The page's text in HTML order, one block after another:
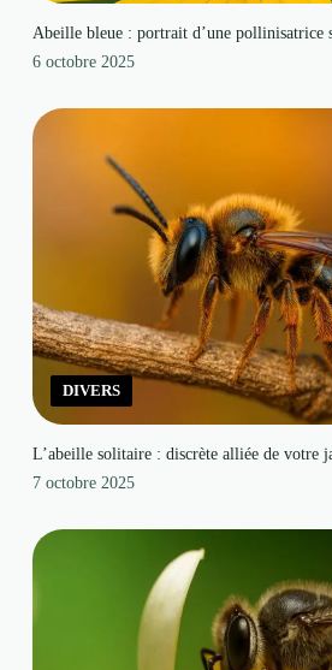
Abeille bleue : portrait d’une pollinisatrice
6 octobre 2025
DIVERS
L’abeille solitaire : discrète alliée de votre
7 octobre 2025